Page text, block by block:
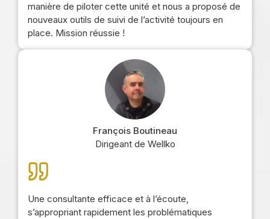
manière de piloter cette unité et nous a proposé de
nouveaux outils de suivi de l’activité toujours en
place. Mission réussie !
François Boutineau
Dirigeant de Wellko
Une consultante efficace et à l’écoute,
s’appropriant rapidement les problématiques